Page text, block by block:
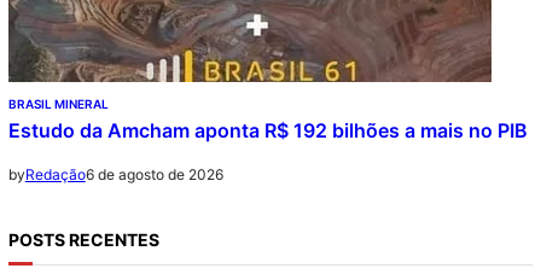
BRASIL MINERAL
Estudo da Amcham aponta R$ 192 bilhões a mais no PIB
byRedação6 de agosto de 2026
POSTS RECENTES